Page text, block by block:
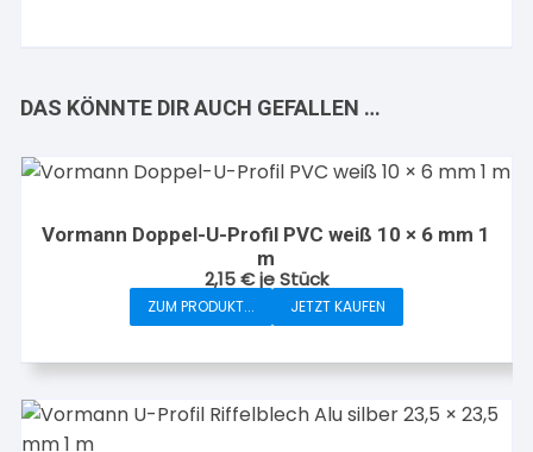
DAS KÖNNTE DIR AUCH GEFALLEN …
Vormann Doppel-U-Profil PVC weiß 10 × 6 mm 1
m
2,15€je Stück
ZUM PRODUKT... JETZT KAUFEN